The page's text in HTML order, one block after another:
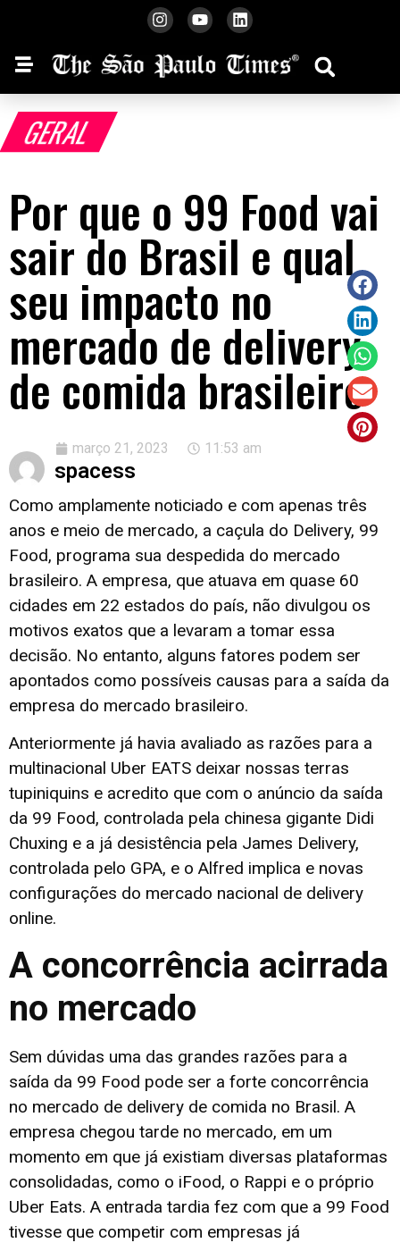
GERAL
Por que o 99 Food vai
sair do Brasil e qual
seu impacto no
mercado de delivery
de comida brasileiro
spacess
março 21, 2023 11:53 am
Como amplamente noticiado e com apenas três
anos e meio de mercado, a caçula do Delivery, 99
Food, programa sua despedida do mercado
brasileiro. A empresa, que atuava em quase 60
cidades em 22 estados do país, não divulgou os
motivos exatos que a levaram a tomar essa
decisão. No entanto, alguns fatores podem ser
apontados como possíveis causas para a saída da
empresa do mercado brasileiro.
Anteriormente já havia avaliado as razões para a
multinacional Uber EATS deixar nossas terras
tupiniquins e acredito que com o anúncio da saída
da 99 Food, controlada pela chinesa gigante Didi
Chuxing e a já desistência pela James Delivery,
controlada pelo GPA, e o Alfred implica e novas
configurações do mercado nacional de delivery
online.
A concorrência acirrada
no mercado
Sem dúvidas uma das grandes razões para a
saída da 99 Food pode ser a forte concorrência
no mercado de delivery de comida no Brasil. A
empresa chegou tarde no mercado, em um
momento em que já existiam diversas plataformas
consolidadas, como o iFood, o Rappi e o próprio
Uber Eats. A entrada tardia fez com que a 99 Food
tivesse que competir com empresas já